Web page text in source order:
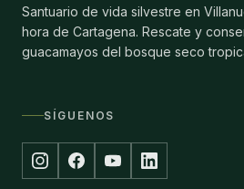
Santuario de vida silvestre en
hora de Cartagena. Rescate y
guacamayos del bosque seco
SÍGUENOS